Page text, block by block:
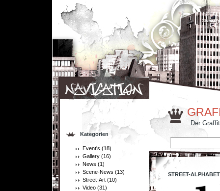
Kategorien
Event's (18)
Gallery (16)
News (1)
Scene-News (13)
Street-Art (10)
Video (31)
Der
STREET-